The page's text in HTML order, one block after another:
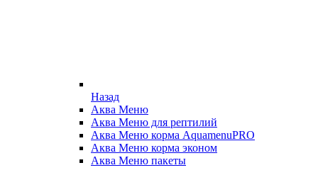
Назад
Аква Меню
Аква Меню для рептилий
Аква Меню корма AquamenuPRO
Аква Меню корма эконом
Аква Меню пакеты